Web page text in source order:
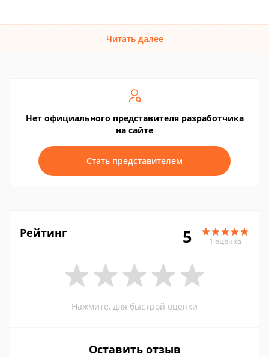
Читать далее
Нет официального представителя разработчика
на сайте
Стать представителем
Рейтинг 5 1 оценка
Нажмите, для быстрой оценки
Оставить отзыв